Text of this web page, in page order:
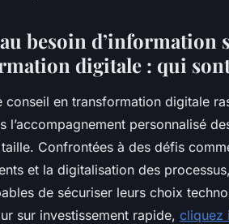
besoin d’information
digitale : qui
conseil en transformation digitale
l’accompagnement personnalisé
Confrontées à des défis
et la digitalisation des
de sécuriser leurs choix
sur investissement rapide, cliquez